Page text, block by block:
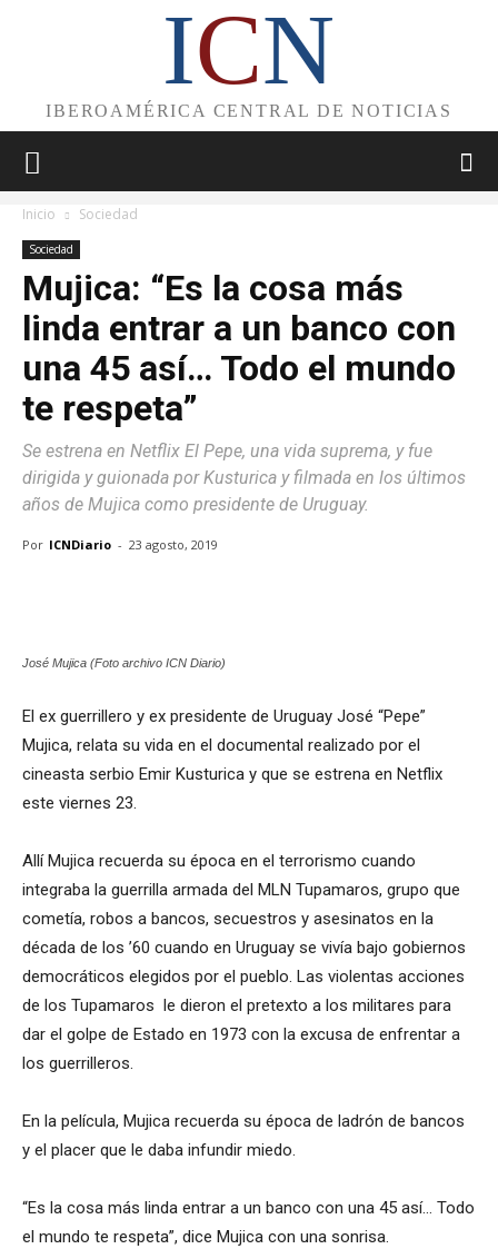
ICN
IBEROAMÉRICA CENTRAL DE NOTICIAS
Inicio Sociedad
Sociedad
Mujica: “Es la cosa más
linda entrar a un banco con
una 45 así… Todo el mundo
te respeta”
Se estrena en Netflix El Pepe, una vida suprema, y fue
dirigida y guionada por Kusturica y filmada en los últimos
años de Mujica como presidente de Uruguay.
Por ICNDiario - 23 agosto, 2019
José Mujica (Foto archivo ICN Diario)
El ex guerrillero y ex presidente de Uruguay José “Pepe”
Mujica, relata su vida en el documental realizado por el
cineasta serbio Emir Kusturica y que se estrena en Netflix
este viernes 23.
Allí Mujica recuerda su época en el terrorismo cuando
integraba la guerrilla armada del MLN Tupamaros, grupo que
cometía, robos a bancos, secuestros y asesinatos en la
década de los ’60 cuando en Uruguay se vivía bajo gobiernos
democráticos elegidos por el pueblo. Las violentas acciones
de los Tupamaros le dieron el pretexto a los militares para
dar el golpe de Estado en 1973 con la excusa de enfrentar a
los guerrilleros.
En la película, Mujica recuerda su época de ladrón de bancos
y el placer que le daba infundir miedo.
“Es la cosa más linda entrar a un banco con una 45 así… Todo
el mundo te respeta”, dice Mujica con una sonrisa.